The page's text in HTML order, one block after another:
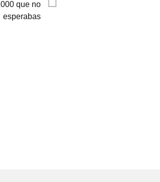
que no
esperabas